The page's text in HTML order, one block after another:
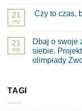
do
Wzięłam
…
–
Linkedin
Local
Szczecin
21
sty
Czy to czas,
Czy
to
czas,
by
21
sty
Dbaj o swoje
siebie.
olimpiady
TAGI